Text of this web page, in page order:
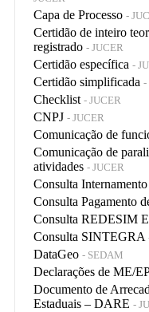
Capa de Processo -
Certidão de inteiro
registrado - JUCER
Certidão específica -
Certidão simplificada -
Checklist - JUCER
CNPJ - JUCER
Comunicação de
Comunicação de
atividades - JUCER
Consulta
Consulta Pagamento
Consulta REDESIM
Consulta SINTEGRA
DataGeo - SEDAM
Declarações de ME/
Documento de
Estaduais – DARE -